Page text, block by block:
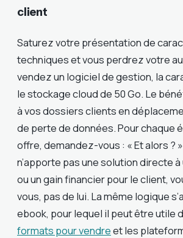
client
Saturez votre présentation de
techniques et vous perdrez votre
vendez un logiciel de gestion, la
le stockage cloud de 50 Go. Le
à vos dossiers clients en
de perte de données. Pour chaque
offre, demandez-vous : « Et alors ?
n’apporte pas une solution directe
ou un gain financier pour le client,
vous, pas de lui. La même logique
ebook, pour lequel il peut être utile
formats pour vendreet les